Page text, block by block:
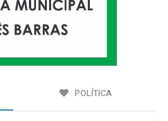
POLÍTICA